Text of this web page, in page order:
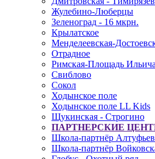
Жулебино-Люберцы
Зеленоград - 16 мкрн.
Крылатское
Менделеевская-
Отрадное
Римская-Площадь
Свиблово
Сокол
Ходынское поле
Ходынское поле LL Kids
Щукинская - Строгино
ПАРТНЕРСКИЕ
Школа-партнёр
Школа-партнёр